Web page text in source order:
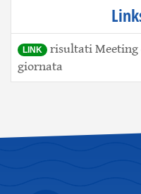
LINK
risultati Meeting
giornata